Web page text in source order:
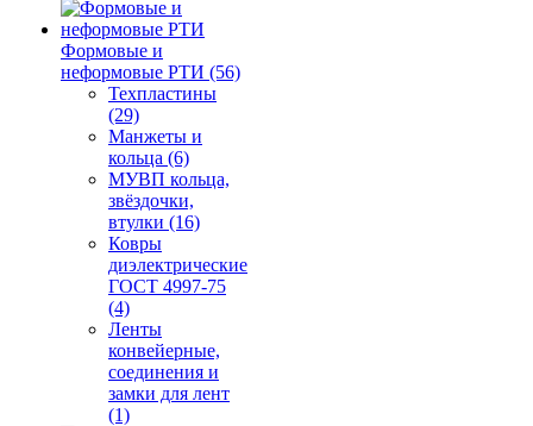
Формовые и
неформовые РТИ (56)
Техпластины
(29)
Манжеты и
кольца (6)
МУВП кольца,
звёздочки,
втулки (16)
Ковры
диэлектрические
ГОСТ 4997-75
(4)
Ленты
конвейерные,
соединения и
замки для лент
(1)